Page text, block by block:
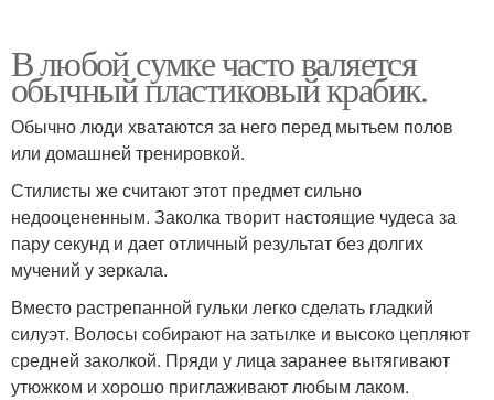
В любой сумке часто валяется
обычный пластиковый крабик.
Обычно люди хватаются за него перед мытьем полов
или домашней тренировкой.
Стилисты же считают этот предмет сильно
недооцененным. Заколка творит настоящие чудеса за
пару секунд и дает отличный результат без долгих
мучений у зеркала.
Вместо растрепанной гульки легко сделать гладкий
силуэт. Волосы собирают на затылке и высоко цепляют
средней заколкой. Пряди у лица заранее вытягивают
утюжком и хорошо приглаживают любым лаком.